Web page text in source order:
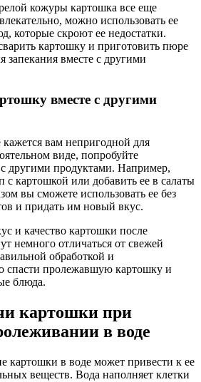
кожуры картошка все еще
можно использовать ее
которые скроют ее недостатки.
картошку и приготовить пюре
запекания вместе с другими
вместе с другими
вам непригодной для
виде, попробуйте
с другими продуктами. Например,
с картошкой или добавить ее в салаты
вы сможете использовать ее без
и придать им новый вкус.
и качество картошки после
немного отличаться от свежей
обработкой и
спасти пролежавшую картошку и
блюда.
картошки при
в воде
картошки в воде может привести к ее
веществ. Вода наполняет клетки